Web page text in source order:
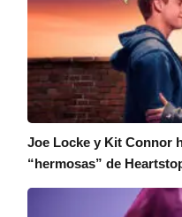
Joe Locke y Kit Connor
“hermosas” de